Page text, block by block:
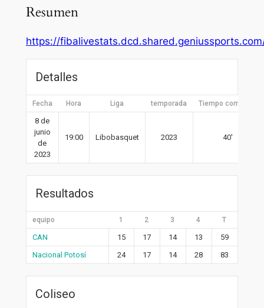
Resumen
https://
Detalles
Fecha Hora Liga temporada Tiempo completo
8 de
junio
de
2023
19:00 Libobasquet 2023 40′
Resultados
equipo 1 2 3 4 T
CAN 15 17 14 13
59
Nacional Potosí
24 17 14 28 83
Coliseo